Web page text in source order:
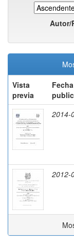
Autor/
Vista
previa
2014-
2012-